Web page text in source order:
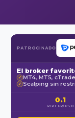
PATROCINADO
El broker
✓ MT4, MT5,
✓ Scalping sin
0.1
PIP EUR/USD